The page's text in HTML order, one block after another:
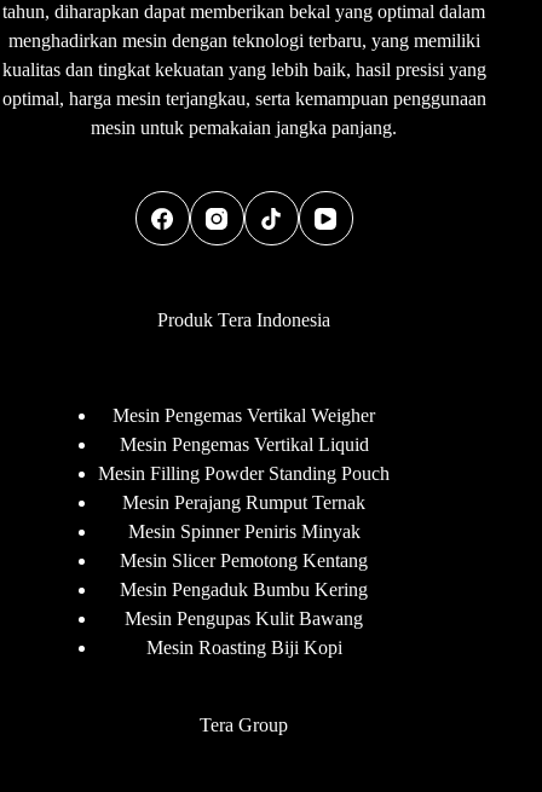
tahun, diharapkan dapat memberikan bekal yang optimal dalam
menghadirkan mesin dengan teknologi terbaru, yang memiliki
kualitas dan tingkat kekuatan yang lebih baik, hasil presisi yang
optimal, harga mesin terjangkau, serta kemampuan penggunaan
mesin untuk pemakaian jangka panjang.
Produk Tera Indonesia
Mesin Pengemas Vertikal Weigher
Mesin Pengemas Vertikal Liquid
Mesin Filling Powder Standing Pouch
Mesin Perajang Rumput Ternak
Mesin Spinner Peniris Minyak
Mesin Slicer Pemotong Kentang
Mesin Pengaduk Bumbu Kering
Mesin Pengupas Kulit Bawang
Mesin Roasting Biji Kopi
Tera Group